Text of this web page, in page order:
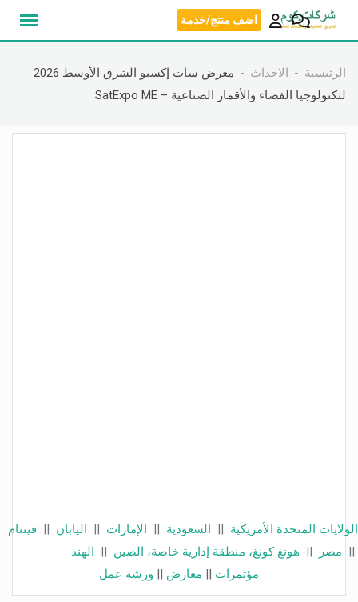
انتقل
اضف منتج/خدمة
الرئيسية الاحداث
معرض سات إكسبو الشرق الأوسط 2026
لتكنولوجيا الفضاء والأقمار الصناعية – SatExpo ME
الولايات المتحدة الأمريكية || السعودية || الإمارات || اليابان || فيتنام
|| مصر || هونغ كونغ، منطقة إدارية خاصة، الصين || الهند
مؤتمرات || معارض || ورشة عمل